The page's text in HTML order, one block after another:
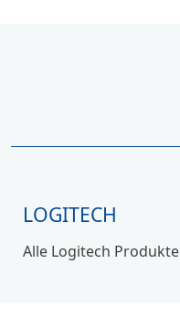
LOGITECH
Alle Logitech Produkte